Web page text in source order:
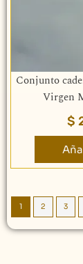
Conjunto
Virgen
$
1 2 3